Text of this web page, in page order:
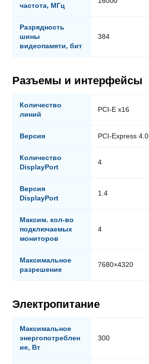
частота, МГц
Разрядность
шины
видеопамяти, бит
384
Разъемы и интерфейсы
Количество
линий
PCI-E x16
Версия PCI-Express 4.0
Количество
DisplayPort
4
Версия
DisplayPort
1.4
Максим. кол-во
подключаемых
мониторов
4
Максимальное
разрешение
7680×4320
Электропитание
Максимальное
энергопотреблен
ие, Вт
300